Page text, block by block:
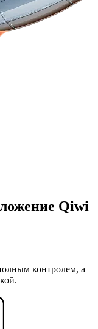
Qiwi
контролем, а